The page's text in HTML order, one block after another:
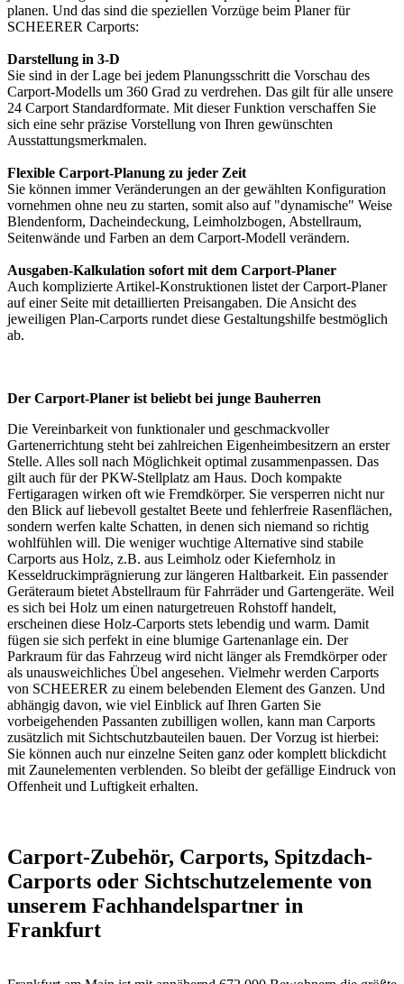
planen. Und das sind die speziellen Vorzüge beim Planer für
SCHEERER Carports:
Darstellung in 3-D
Sie sind in der Lage bei jedem Planungsschritt die Vorschau des
Carport-Modells um 360 Grad zu verdrehen. Das gilt für alle unsere
24 Carport Standardformate. Mit dieser Funktion verschaffen Sie
sich eine sehr präzise Vorstellung von Ihren gewünschten
Ausstattungsmerkmalen.
Flexible Carport-Planung zu jeder Zeit
Sie können immer Veränderungen an der gewählten Konfiguration
vornehmen ohne neu zu starten, somit also auf "dynamische" Weise
Blendenform, Dacheindeckung, Leimholzbogen, Abstellraum,
Seitenwände und Farben an dem Carport-Modell verändern.
Ausgaben-Kalkulation sofort mit dem Carport-Planer
Auch komplizierte Artikel-Konstruktionen listet der Carport-Planer
auf einer Seite mit detaillierten Preisangaben. Die Ansicht des
jeweiligen Plan-Carports rundet diese Gestaltungshilfe bestmöglich
ab.
Der Carport-Planer ist beliebt bei junge Bauherren
Die Vereinbarkeit von funktionaler und geschmackvoller
Gartenerrichtung steht bei zahlreichen Eigenheimbesitzern an erster
Stelle. Alles soll nach Möglichkeit optimal zusammenpassen. Das
gilt auch für der PKW-Stellplatz am Haus. Doch kompakte
Fertigaragen wirken oft wie Fremdkörper. Sie versperren nicht nur
den Blick auf liebevoll gestaltet Beete und fehlerfreie Rasenflächen,
sondern werfen kalte Schatten, in denen sich niemand so richtig
wohlfühlen will. Die weniger wuchtige Alternative sind stabile
Carports aus Holz, z.B. aus Leimholz oder Kiefernholz in
Kesseldruckimprägnierung zur längeren Haltbarkeit. Ein passender
Geräteraum bietet Abstellraum für Fahrräder und Gartengeräte. Weil
es sich bei Holz um einen naturgetreuen Rohstoff handelt,
erscheinen diese Holz-Carports stets lebendig und warm. Damit
fügen sie sich perfekt in eine blumige Gartenanlage ein. Der
Parkraum für das Fahrzeug wird nicht länger als Fremdkörper oder
als unausweichliches Übel angesehen. Vielmehr werden Carports
von SCHEERER zu einem belebenden Element des Ganzen. Und
abhängig davon, wie viel Einblick auf Ihren Garten Sie
vorbeigehenden Passanten zubilligen wollen, kann man Carports
zusätzlich mit Sichtschutzbauteilen bauen. Der Vorzug ist hierbei:
Sie können auch nur einzelne Seiten ganz oder komplett blickdicht
mit Zaunelementen verblenden. So bleibt der gefällige Eindruck von
Offenheit und Luftigkeit erhalten.
Carport-Zubehör, Carports, Spitzdach-
Carports oder Sichtschutzelemente von
unserem Fachhandelspartner in
Frankfurt